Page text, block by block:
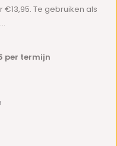
Te gebruiken als
per termijn